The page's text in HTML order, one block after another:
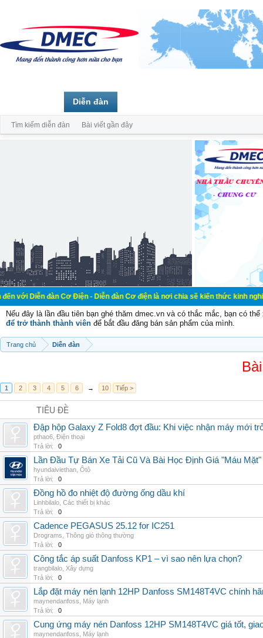
đàn Cơ Điện - Diễn đàn Cơ điện là nơi chia sẽ kiến thức kinh nghiệm
Nếu đây là lần đầu tiên bạn ghé thăm dmec.vn và có thắc mắc, bạn có
để trở thành thành viên để bắt đầu đăng bán sản phẩm của mình.
Trang chủ Diễn đàn
1 2 3 4 5 6 → 10 Tiếp >
TIÊU ĐỀ
Đập hộp Galaxy Z Fold8 đợt đầu: Khi việc nhận máy mới
pthao6 Điện thoại
Trả lời:
0
Lần Đầu Tự Bán Xe Tải Cũ Và Bài Học Định Giá "Máu
hyundaiviethan Ôtô
Trả lời:
0
Đồng hồ đo nhiệt độ đường ống dầu khí
Linhbilalo Các thiết bị khác
Trả lời:
0
Cadence PEGASUS 25.12 for IC251
Drograms Thông gió thông thường
Trả lời:
0
Công tắc áp suất Danfoss KP1 – vì sao nên lựa chọn?
trangbilalo Xây dựng
Trả lời:
0
Lắp đặt máy nén lạnh 12HP Danfoss SM148T4VC chính
maynendanfoss
Máy lạnh
Trả lời:
0
Cung ứng máy nén Danfoss 12HP SM148T4VC giá tốt,
maynendanfoss
Máy lạnh
Diễn đàn
Tìm kiếm diễn đàn Bài viết gần đây